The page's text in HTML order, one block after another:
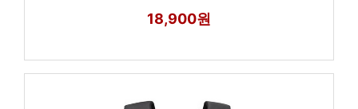
18,900원